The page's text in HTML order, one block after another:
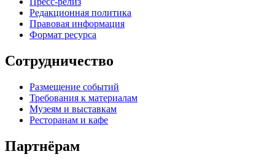
Редакционная политика
Правовая информация
Формат ресурса
Сотрудничество
Размещение событий
Требования к материалам
Музеям и выставкам
Ресторанам и кафе
Партнёрам